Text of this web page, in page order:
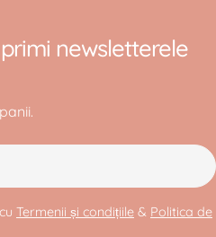
newsletterele
Termenii și condițiile & Politica de